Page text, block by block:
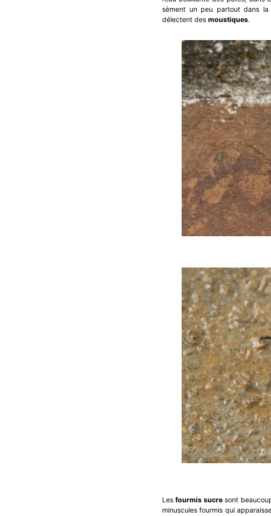
sèment un peu partout dans
délectent des moustiques.
Lesfourmis sucresont
minuscules fourmis qui